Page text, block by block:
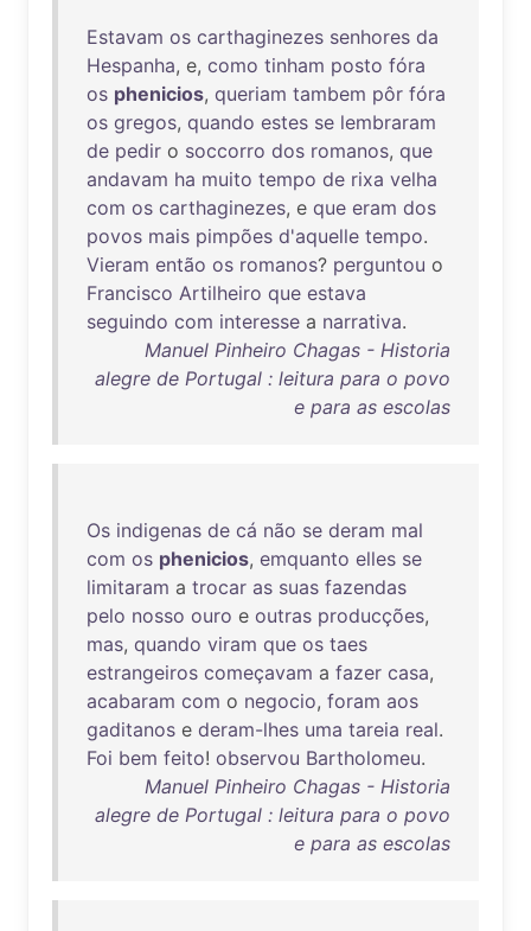
Estavam os carthaginezes senhores da
Hespanha, e, como tinham posto fóra
os phenicios, queriam tambem pôr fóra
os gregos, quando estes se lembraram
de pedir o soccorro dos romanos, que
andavam ha muito tempo de rixa velha
com os carthaginezes, e que eram dos
povos mais pimpões d'aquelle tempo.
Vieram então os romanos? perguntou o
Francisco Artilheiro que estava
seguindo com interesse a narrativa.
Manuel Pinheiro Chagas - Historia
alegre de Portugal : leitura para o povo
e para as escolas
Os indigenas de cá não se deram mal
com os phenicios, emquanto elles se
limitaram a trocar as suas fazendas
pelo nosso ouro e outras producções,
mas, quando viram que os taes
estrangeiros começavam a fazer casa,
acabaram com o negocio, foram aos
gaditanos e deram-lhes uma tareia real.
Foi bem feito! observou Bartholomeu.
Manuel Pinheiro Chagas - Historia
alegre de Portugal : leitura para o povo
e para as escolas